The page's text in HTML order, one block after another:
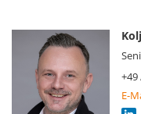
+49
E-